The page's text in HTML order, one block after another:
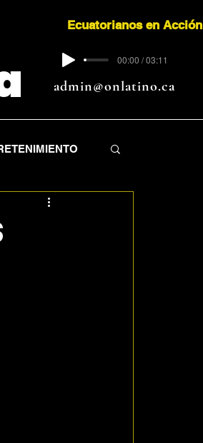
Ecuatorianos en Acción
admin@onlatino.ca
00:00 / 03:11